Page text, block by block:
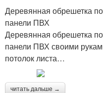
Деревянная обрешетка
панели ПВХ
Деревянная обрешетка
панели ПВХ своими
потолок листа…
читать дальше →